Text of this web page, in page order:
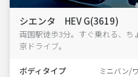
シエンタ HEV G(3619)
両国駅徒歩3分。すぐ乗れる、
京ドライブ。
ボディタイプ ミニバン/